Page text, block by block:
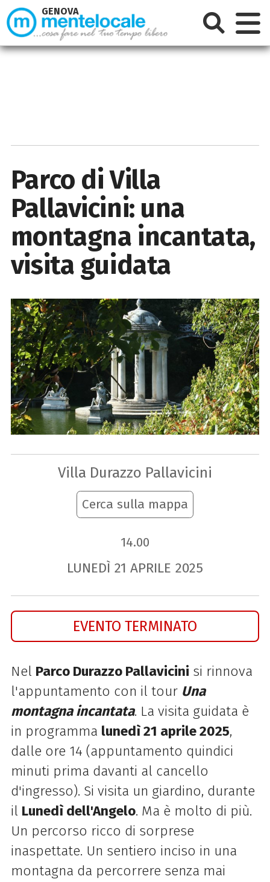
Parco di Villa
Pallavicini: una
montagna incantata,
visita guidata
Villa Durazzo Pallavicini
Cerca sulla mappa
14.00
LUNEDÌ 21 APRILE 2025
EVENTO TERMINATO
Nel Parco Durazzo Pallavicini si rinnova
l'appuntamento con il tour Una
montagna incantata. La visita guidata è
in programma lunedì 21 aprile 2025,
dalle ore 14 (appuntamento quindici
minuti prima davanti al cancello
d'ingresso). Si visita un giardino, durante
il Lunedì dell'Angelo. Ma è molto di più.
Un percorso ricco di sorprese
inaspettate. Un sentiero inciso in una
montagna da percorrere senza mai
GENOVA